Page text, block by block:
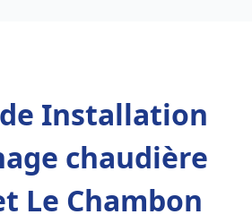
Installation
chaudière
Le Chambon